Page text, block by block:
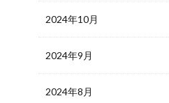
2024年10月
2024年9月
2024年8月